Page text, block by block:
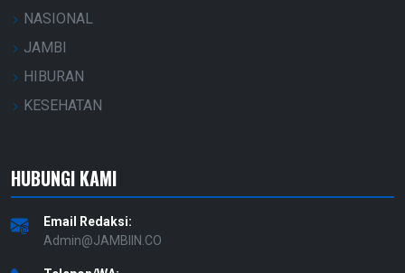
NASIONAL
JAMBI
HIBURAN
KESEHATAN
HUBUNGI KAMI
Email Redaksi:
Admin@JAMBIIN.CO